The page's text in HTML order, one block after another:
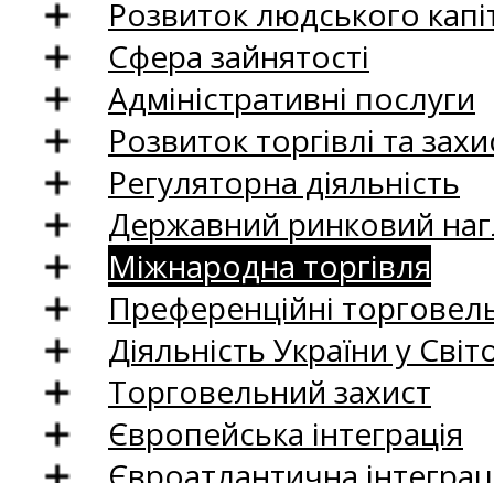
Розвиток людського
Сфера зайнятості
Адміністративні послуги
Розвиток торгівлі та
Регуляторна діяльність
Державний ринковий
Міжнародна торгівля
Преференційні
Діяльність України у
Торговельний захист
Європейська інтеграція